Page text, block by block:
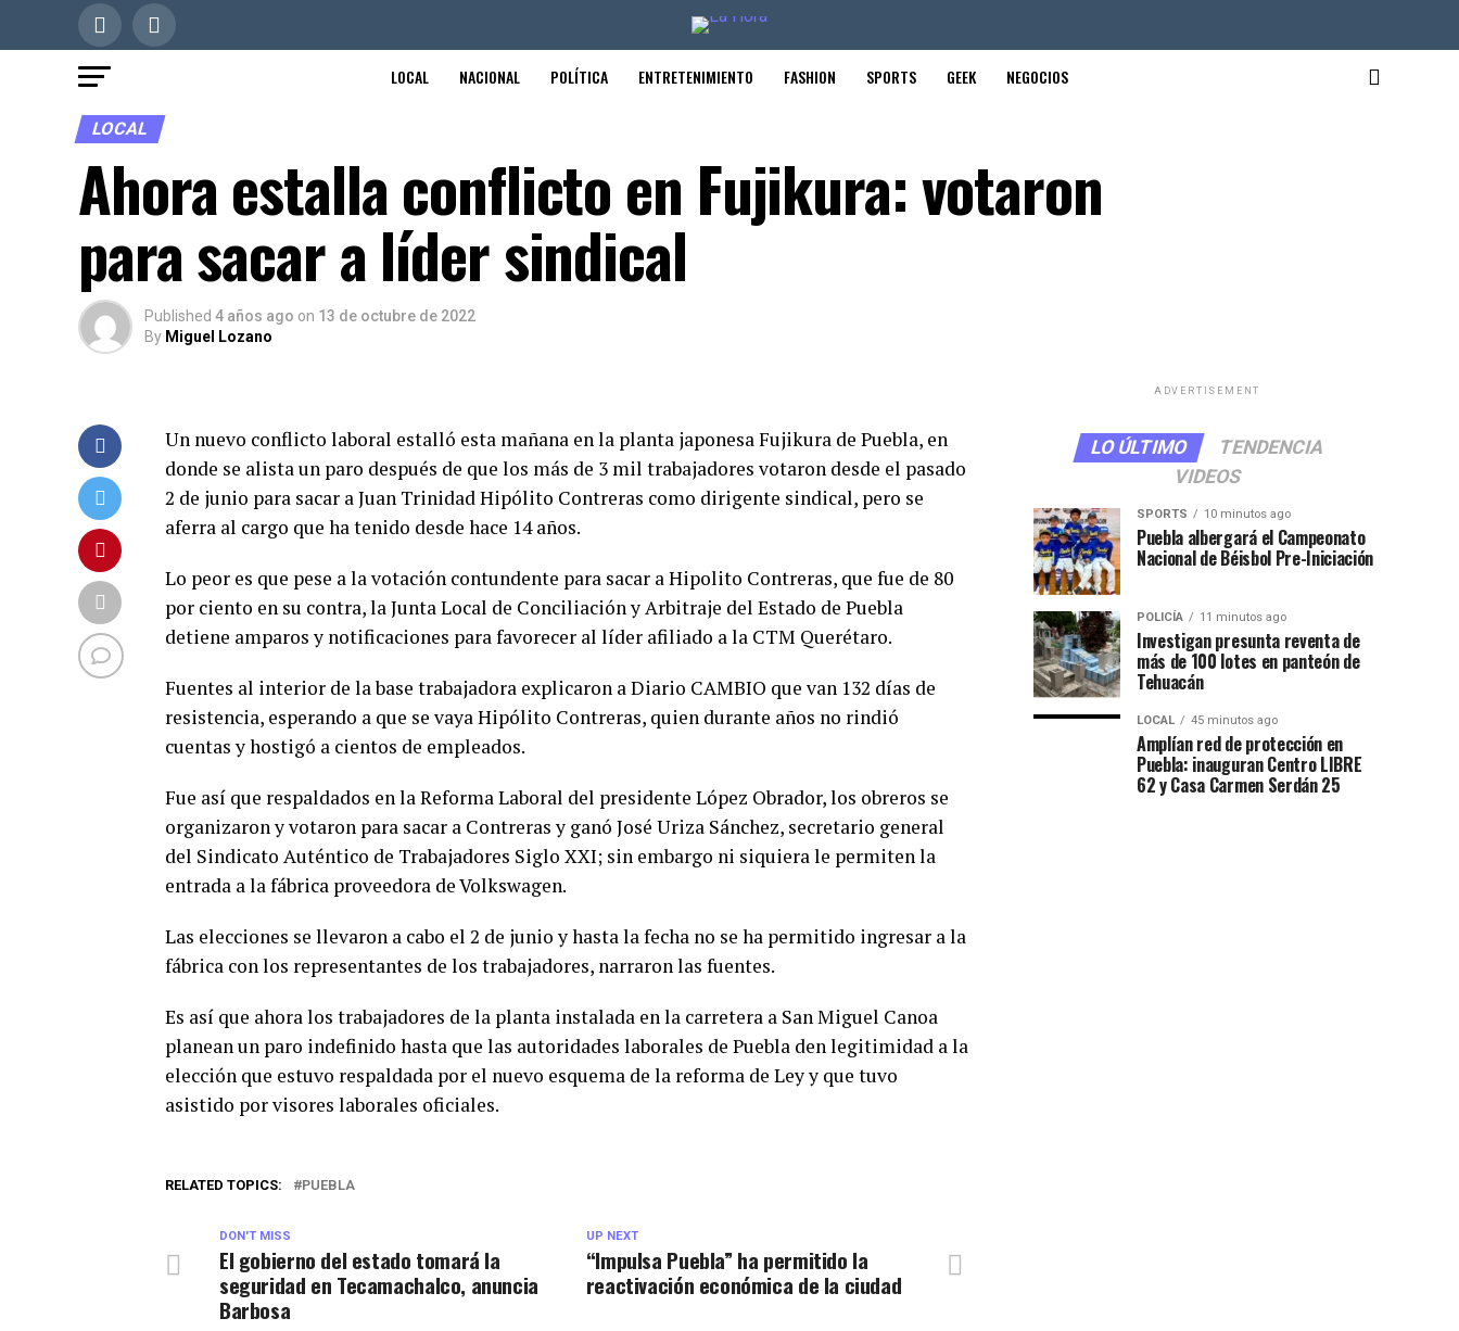
LOCAL NACIONAL POLÍTICA ENTRETENIMIENTO FASHION SPORTS GEEK NEGOCIOS
LOCAL
Ahora estalla conflicto en Fujikura: votaron
para sacar a líder sindical
Published 4 años ago on 13 de octubre de 2022
By Miguel Lozano
Un nuevo conflicto laboral estalló esta mañana en la planta japonesa Fujikura de Puebla, en
donde se alista un paro después de que los más de 3 mil trabajadores votaron desde el pasado
2 de junio para sacar a Juan Trinidad Hipólito Contreras como dirigente sindical, pero se
aferra al cargo que ha tenido desde hace 14 años.
Lo peor es que pese a la votación contundente para sacar a Hipolito Contreras, que fue de 80
por ciento en su contra, la Junta Local de Conciliación y Arbitraje del Estado de Puebla
detiene amparos y notificaciones para favorecer al líder afiliado a la CTM Querétaro.
Fuentes al interior de la base trabajadora explicaron a Diario CAMBIO que van 132 días de
resistencia, esperando a que se vaya Hipólito Contreras, quien durante años no rindió
cuentas y hostigó a cientos de empleados.
Fue así que respaldados en la Reforma Laboral del presidente López Obrador, los obreros se
organizaron y votaron para sacar a Contreras y ganó José Uriza Sánchez, secretario general
del Sindicato Auténtico de Trabajadores Siglo XXI; sin embargo ni siquiera le permiten la
entrada a la fábrica proveedora de Volkswagen.
Las elecciones se llevaron a cabo el 2 de junio y hasta la fecha no se ha permitido ingresar a la
fábrica con los representantes de los trabajadores, narraron las fuentes.
Es así que ahora los trabajadores de la planta instalada en la carretera a San Miguel Canoa
planean un paro indefinido hasta que las autoridades laborales de Puebla den legitimidad a la
elección que estuvo respaldada por el nuevo esquema de la reforma de Ley y que tuvo
asistido por visores laborales oficiales.
RELATED TOPICS: PUEBLA
UP NEXT
“Impulsa Puebla” ha permitido la
reactivación económica de la ciudad
DON'T MISS
El gobierno del estado tomará la
seguridad en Tecamachalco, anuncia
Barbosa
ADVERTISEMENT
LO ÚLTIMO
TENDENCIA
VIDEOS
SPORTS 10 minutos ago
Puebla albergará el Campeonato
Nacional de Béisbol Pre-Iniciación
POLICÍA 11 minutos ago
Investigan presunta reventa de
más de 100 lotes en panteón de
Tehuacán
LOCAL 45 minutos ago
Amplían red de protección en
Puebla: inauguran Centro LIBRE
62 y Casa Carmen Serdán 25